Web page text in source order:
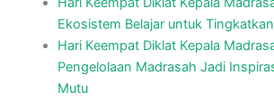
Ekosistem Belajar untuk
Hari Keempat Diklat Kepala
Pengelolaan Madrasah Jadi
Mutu